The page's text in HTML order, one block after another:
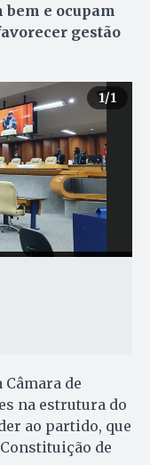
bem e ocupam
gestão
1/1
de
na estrutura do
ao partido, que
de